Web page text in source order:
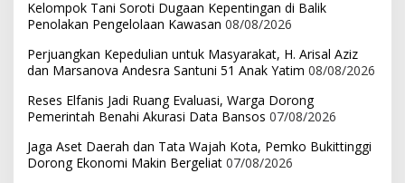
Kelompok Tani Soroti Dugaan Kepentingan di Balik
Penolakan Pengelolaan Kawasan 08/08/2026
Perjuangkan Kepedulian untuk Masyarakat, H. Arisal Aziz
dan Marsanova Andesra Santuni 51 Anak Yatim 08/08/2026
Reses Elfanis Jadi Ruang Evaluasi, Warga Dorong
Pemerintah Benahi Akurasi Data Bansos 07/08/2026
Jaga Aset Daerah dan Tata Wajah Kota, Pemko Bukittinggi
Dorong Ekonomi Makin Bergeliat 07/08/2026